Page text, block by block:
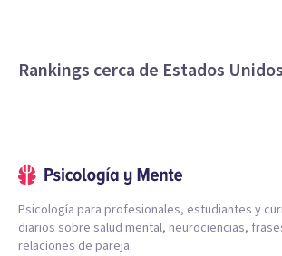
Rankings cerca de Estados Unidos
Psicología para profesionales, estudiantes y
diarios sobre salud mental, neurociencias,
relaciones de pareja.